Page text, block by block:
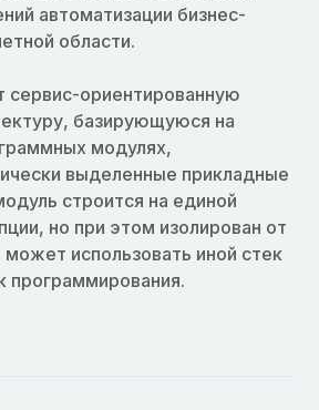
автоматизации бизнес-
области.
ориентированную
базирующуюся на
модулях,
выделенные прикладные
строится на единой
но при этом изолирован от
использовать иной стек
программирования.